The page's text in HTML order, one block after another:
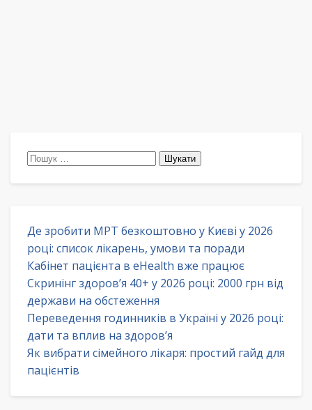
Пошук:
Де зробити МРТ безкоштовно у Києві у 2026
році: список лікарень, умови та поради
Кабінет пацієнта в eHealth вже працює
Скринінг здоров’я 40+ у 2026 році: 2000 грн від
держави на обстеження
Переведення годинників в Україні у 2026 році:
дати та вплив на здоров’я
Як вибрати сімейного лікаря: простий гайд для
пацієнтів